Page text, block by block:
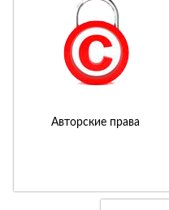
Авторские права